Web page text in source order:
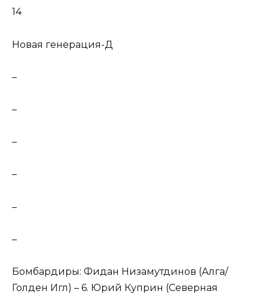
14
Новая генерация-Д
–
–
–
–
–
–
Бомбардиры: Фидан Низамутдинов (Алга/
Голден Игл) – 6. Юрий Куприн (Северная